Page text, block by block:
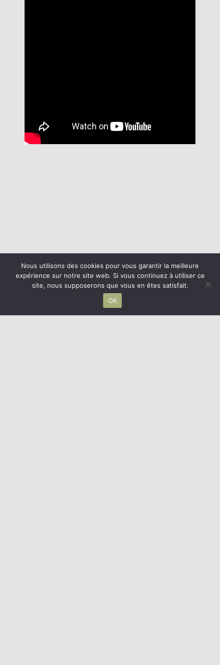
Nous utilisons des cookies pour vous garantir la meilleure
expérience sur notre site web. Si vous continuez à utiliser ce
site, nous supposerons que vous en êtes satisfait.
OK